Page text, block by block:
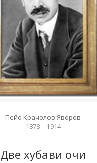
Пейо Крачолов Яворов
1878 – 1914
Две хубави очи